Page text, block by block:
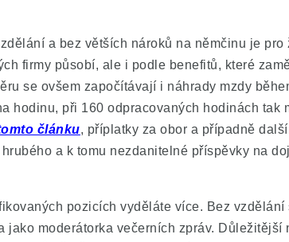
a bez větších nároků na němčinu je pro
firmy působí, ale i podle benefitů, které
se ovšem započítávají i náhrady mzdy
hodinu, při 160 odpracovaných hodinách tak
článku, příplatky za obor a případně
a k tomu nezdanitelné příspěvky na
pozicích vyděláte více. Bez vzdělání
moderátorka večerních zpráv. Důležitější